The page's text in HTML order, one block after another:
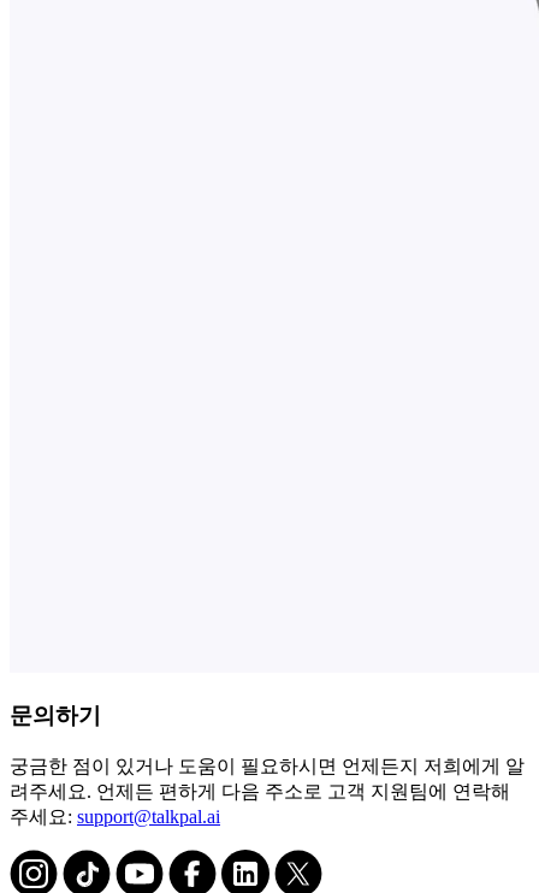
문의하기
궁금한 점이 있거나 도움이 필요하시면 언제든지 저희에게 알
려주세요. 언제든 편하게 다음 주소로 고객 지원팀에 연락해
주세요: support@talkpal.ai